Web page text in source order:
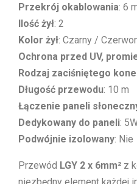
Przekrój okablowania: 6
Ilość żył: 2
Kolor żył: Czarny /
Ochrona przed UV,
Rodzaj zaciśniętego
Długość przewodu: 10 m
Łączenie paneli
Dedykowany do paneli:
Podwójnie izolowany: Nie
Przewód LGY 2 x 6mm² z